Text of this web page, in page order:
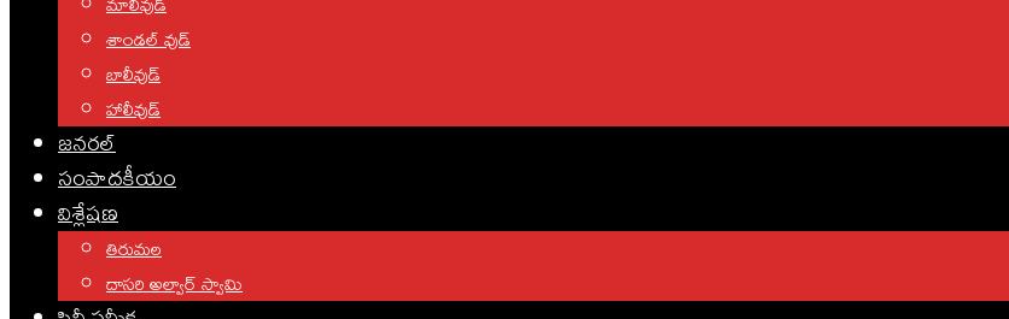
శాండల్ వుడ్
బాలీవుడ్
హాలీవుడ్
జనరల్
సంపాదకీయం
విశ్లేషణ
తిరుమల
దాసరి అల్వార్ స్వామి